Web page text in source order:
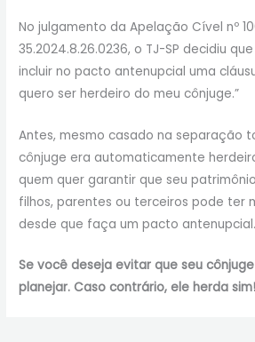
No julgamento da Apelação Cível nº
35.2024.8.26.0236, o TJ-SP decidiu
incluir no pacto antenupcial uma
quero ser herdeiro do meu cônjuge.”
Antes, mesmo casado na separação
cônjuge era automaticamente
quem quer garantir que seu
filhos, parentes ou terceiros pode ter
desde que faça um pacto antenupcial.
Se você deseja evitar que seu
planejar. Caso contrário, ele herda sim!